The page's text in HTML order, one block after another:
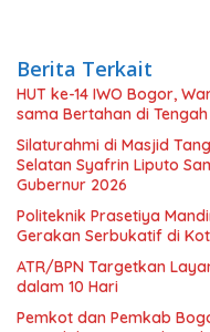
Berita Terkait
HUT ke-14 IWO Bogor,
sama Bertahan di
Silaturahmi di Masjid
Selatan Syafrin Liputo
Gubernur 2026
Politeknik Prasetiya
Gerakan Serbukatif di
ATR/BPN Targetkan
dalam 10 Hari
Pemkot dan Pemkab